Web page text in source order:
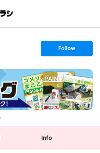
s
t
o
l
l
o
w
Follow
Info